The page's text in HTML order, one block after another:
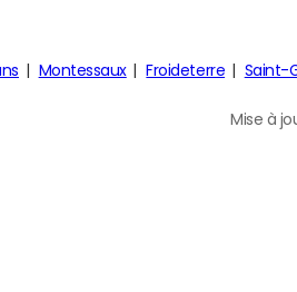
Montessaux Froideterre Saint-
Mise à